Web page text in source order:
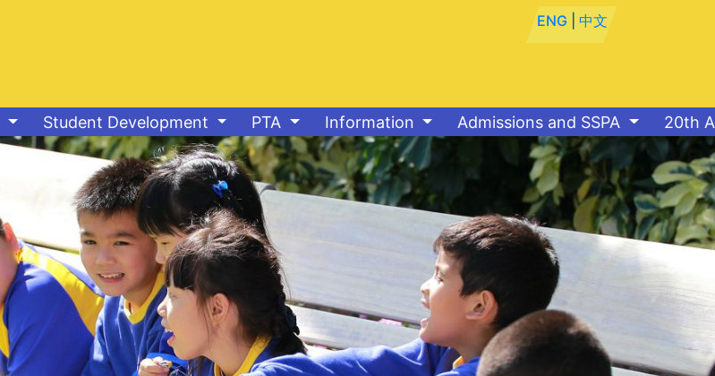
ENG |中文
Student Development PTA Information Admissions and SSPA 20th